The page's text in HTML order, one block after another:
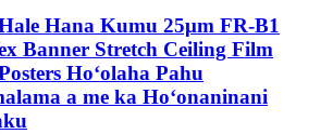
Hana Kumu 25μm FR-B1
Banner Stretch Ceiling Film
Hoʻolaha Pahu
a me ka Hoʻonaninani